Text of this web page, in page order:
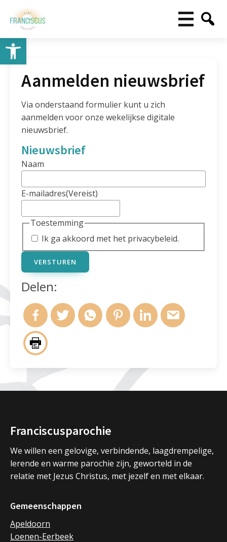
Toolbar openen
Aanmelden nieuwsbrief
Via onderstaand formulier kunt u zich
aanmelden voor onze wekelijkse digitale
nieuwsbrief.
Nieuwsbrief
Naam
E-mailadres(Vereist)
Toestemming
Ik ga akkoord met het privacybeleid.
VERSTUREN
Delen:
Franciscusparochie
We willen een gelovige, verbindende, laagdrempelige,
lerende en warme parochie zijn, geworteld in de
relatie met Jezus Christus, met jezelf en met elkaar.
Gemeenschappen
Apeldoorn
Loenen-Eerbeek